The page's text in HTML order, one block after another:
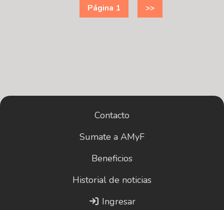
Página 1 >>
Contacto
Sumate a AMyF
Beneficios
Historial de noticias
Ingresar